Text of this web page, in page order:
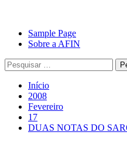
Avançar
para
conteúdo
Primary
Menu
Sample Page
Sobre a AFIN
Pesquisar
por:
Início
2008
Fevereiro
17
DUAS NOTAS DO